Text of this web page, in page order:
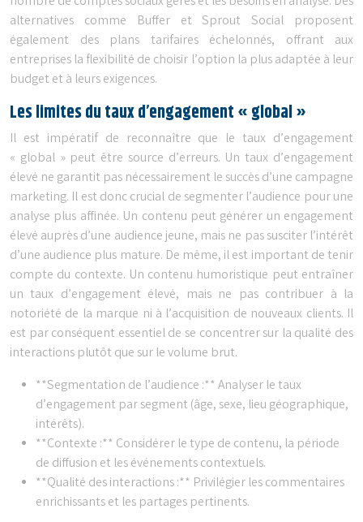
alternatives comme Buffer et Sprout Social proposent
également des plans tarifaires échelonnés, offrant aux
entreprises la flexibilité de choisir l’option la plus adaptée à leur
budget et à leurs exigences.
Les limites du taux d’engagement « global »
Il est impératif de reconnaître que le taux d’engagement
« global » peut être source d’erreurs. Un taux d’engagement
élevé ne garantit pas nécessairement le succès d’une campagne
marketing. Il est donc crucial de segmenter l’audience pour une
analyse plus affinée. Un contenu peut générer un engagement
élevé auprès d’une audience jeune, mais ne pas susciter l’intérêt
d’une audience plus mature. De même, il est important de tenir
compte du contexte. Un contenu humoristique peut entraîner
un taux d’engagement élevé, mais ne pas contribuer à la
notoriété de la marque ni à l’acquisition de nouveaux clients. Il
est par conséquent essentiel de se concentrer sur la qualité des
interactions plutôt que sur le volume brut.
**Segmentation de l’audience :** Analyser le taux
d’engagement par segment (âge, sexe, lieu géographique,
intérêts).
**Contexte :** Considérer le type de contenu, la période
de diffusion et les événements contextuels.
**Qualité des interactions :** Privilégier les commentaires
enrichissants et les partages pertinents.